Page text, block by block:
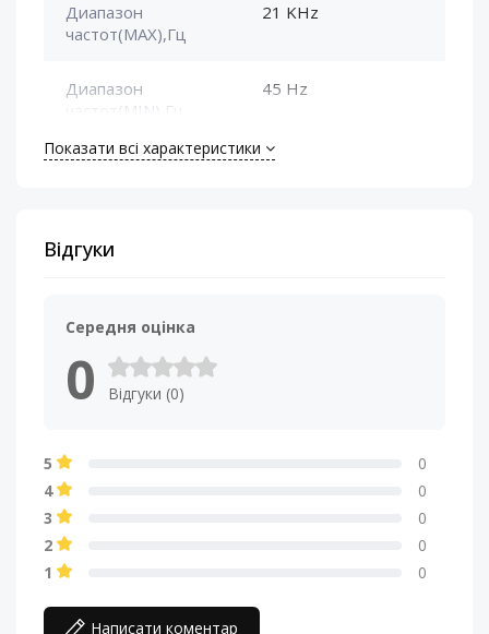
Диапазон
частот(MAX),Гц
21 KHz
Диапазон
частот(MIN),Гц
45 Hz
Номинальная
80 W
Сопротивление
катушки, Ом
Показати всі характеристики
Відгуки
Середня оцінка
0 Відгуки (0)
5
0
4
0
3
0
2
0
1
0
Написати коментар